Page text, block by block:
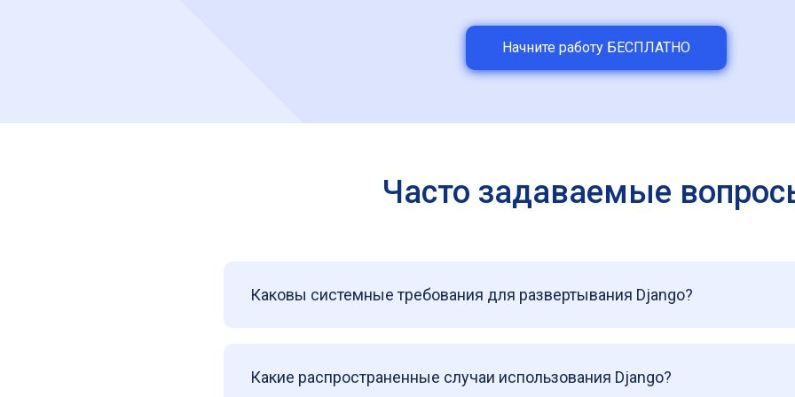
Начните работу БЕСПЛАТНО
Часто задаваемые
Каковы системные требования для развертывания Django?
Какие распространенные случаи использования Django?